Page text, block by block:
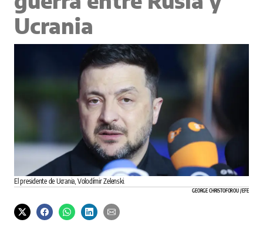
Ucrania
El presidente de Ucrania, Volodímir Zelenski.
GEORGE CHRISTOFOROU / EFE